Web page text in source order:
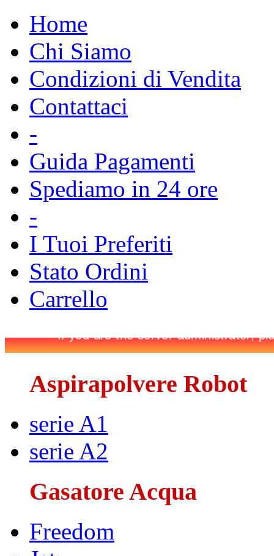
Home
Chi Siamo
Condizioni di Vendita
Contattaci
-
Guida Pagamenti
Spediamo in 24 ore
-
I Tuoi Preferiti
Stato Ordini
Carrello
Aspirapolvere Robot
serie A1
serie A2
Gasatore Acqua
Freedom